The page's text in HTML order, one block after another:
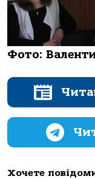
Фото:
Хочете